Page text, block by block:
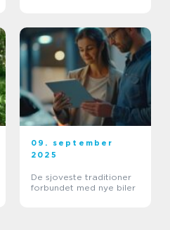
09. september
2025
De sjoveste traditioner
forbundet med nye biler